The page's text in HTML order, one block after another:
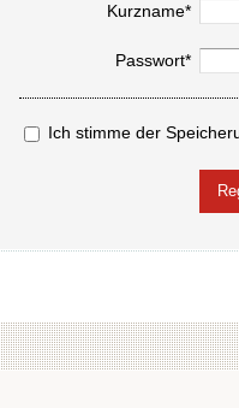
Kurzname*
Passwort*
Ich stimme der